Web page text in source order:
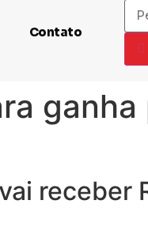
Contato
receber